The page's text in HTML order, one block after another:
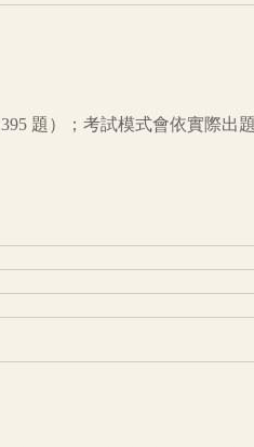
395 題）；考試模式會依實際出